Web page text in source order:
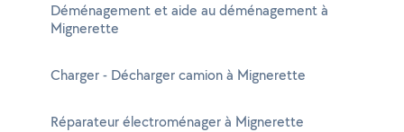
Déménagement et aide au déménagement à
Mignerette
Charger - Décharger camion à Mignerette
Réparateur électroménager à Mignerette